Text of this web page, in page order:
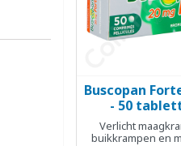
Snel
Buscopan
- 50
Verlicht
buikkrampen en